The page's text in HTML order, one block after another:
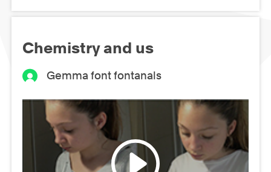
Chemistry and us
Gemma font fontanals